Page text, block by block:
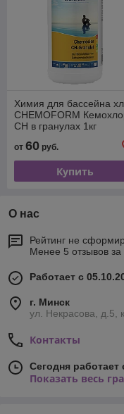
Химия для бассейна
CHEMOFORM
СН в гранулах 1кг
от 60 руб.
Купить
О нас
Рейтинг не
Менее 5 отзывов за
Работает с
г. Минск
ул. Некрасова, д.5,
Контакты
Сегодня работает
Показать весь